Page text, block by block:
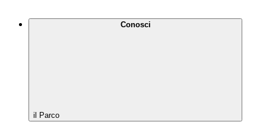
Conosci
il Parco